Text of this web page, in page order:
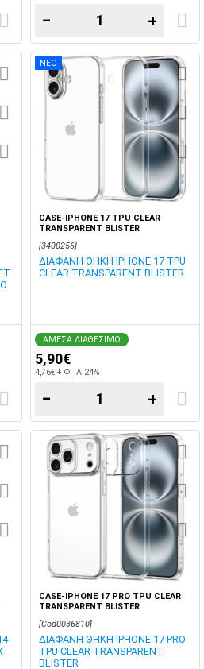
− +
ΝΕΟ
CASE-IPHONE 17 TPU CLEAR
TRANSPARENT BLISTER
[3400256]
ΔΙΑΦΑΝΗ ΘΗΚΗ IPHONE 17 TPU
CLEAR TRANSPARENT BLISTER
ΑΜΕΣΑ ΔΙΑΘΕΣΙΜΟ
5,90€
4,76€ + ΦΠΑ 24%
− +
CASE-IPHONE 17 PRO TPU CLEAR
TRANSPARENT BLISTER
[Cod0036810]
ΔΙΑΦΑΝΗ ΘΗΚΗ IPHONE 17 PRO
TPU CLEAR TRANSPARENT
BLISTER